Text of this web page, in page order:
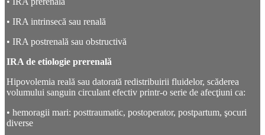
• IRA intrinsecă sau renală
• IRA postrenală sau obstructivă
IRA de etiologie prerenală
Hipovolemia reală sau datorată redistribuirii fluidelor, scăderea
volumului sanguin circulant efectiv printr-o serie de afecţiuni ca:
• hemoragii mari: posttraumatic, postoperator, postpartum, şocuri
diverse